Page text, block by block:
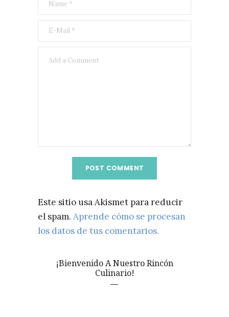
Este sitio usa Akismet para reducir
el spam. Aprende cómo se procesan
los datos de tus comentarios.
¡Bienvenido A Nuestro Rincón
Culinario!